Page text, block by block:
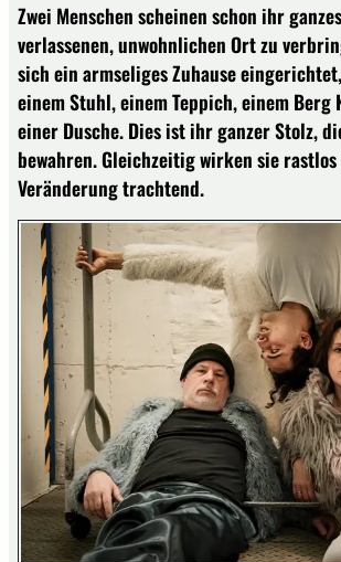
Zwei Menschen scheinen schon ihr
verlassenen, unwohnlichen Ort zu
sich ein armseliges Zuhause
einem Stuhl, einem Teppich, einem Berg
einer Dusche. Dies ist ihr ganzer Stolz,
bewahren. Gleichzeitig wirken sie
Veränderung trachtend.